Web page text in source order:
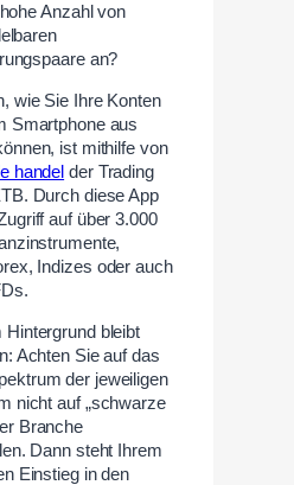
Anzahl von
an?
wie Sie Ihre Konten
Smartphone aus
ist mithilfe von
handel der Trading
Durch diese App
auf über 3.000
Indizes oder auch
Hintergrund bleibt
Achten Sie auf das
der jeweiligen
nicht auf „schwarze
Branche
Dann steht Ihrem
Einstieg in den